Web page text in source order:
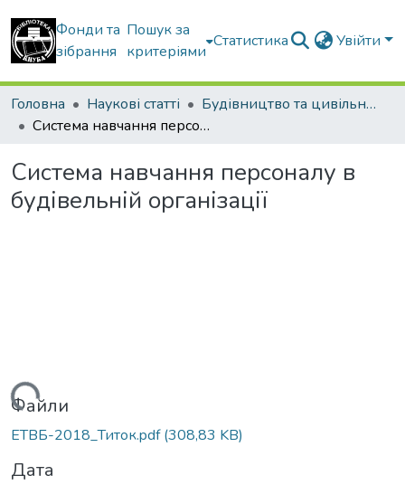
Фонди та
зібрання
Пошук за
критеріями
Статистика Увійти
Головна Наукові статті
Будівництво та цивільна інженерія
Система навчання персоналу в будівельній організації
Система навчання персоналу в
будівельній організації
Файли
ЕТВБ-2018_Титок.pdf(308,83 KB)
Дата